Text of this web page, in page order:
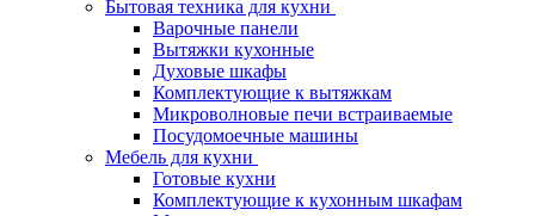
Бытовая техника для кухни
Варочные панели
Вытяжки кухонные
Духовые шкафы
Комплектующие к вытяжкам
Микроволновые печи встраиваемые
Посудомоечные машины
Мебель для кухни
Готовые кухни
Комплектующие к кухонным шкафам